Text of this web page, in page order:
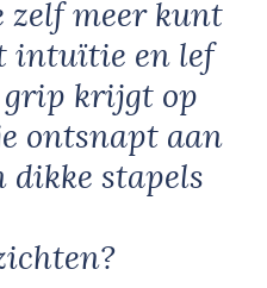
zelf meer kunt
intuïtie en lef
krijgt op
ontsnapt aan
dikke stapels